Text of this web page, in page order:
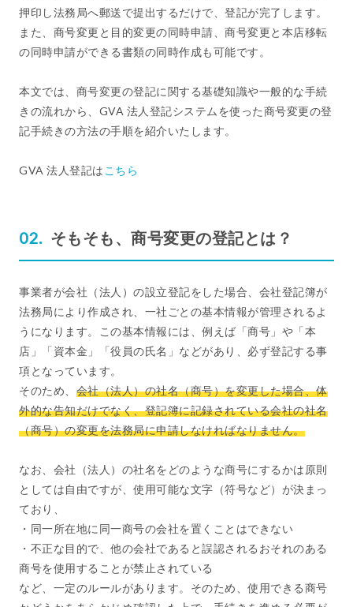
押印し法務局へ郵送で提出するだけで、登記が完了します。
また、商号変更と目的変更の同時申請、商号変更と本店移転
の同時申請ができる書類の同時作成も可能です。
本文では、商号変更の登記に関する基礎知識や一般的な手続
きの流れから、GVA 法人登記システムを使った商号変更の登
記手続きの方法の手順を紹介いたします。
GVA 法人登記は こちら
そもそも、商号変更の登記とは？
事業者が会社（法人）の設立登記をした場合、会社登記簿が
法務局により作成され、一社ごとの基本情報が管理されるよ
うになります。この基本情報には、例えば「商号」や「本
店」「資本金」「役員の氏名」などがあり、必ず登記する事
項となっています。
そのため、 会社（法人）の社名（商号）を変更した場合、体
外的な告知だけでなく、登記簿に記録されている会社の社名
（商号）の変更を法務局に申請しなければなりません。
なお、会社（法人）の社名をどのような商号にするかは原則
としては自由ですが、使用可能な文字（符号など）が決まっ
ており、
・同一所在地に同一商号の会社を置くことはできない
・不正な目的で、他の会社であると誤認されるおそれのある
商号を使用することが禁止されている
など、一定のルールがあります。そのため、使用できる商号